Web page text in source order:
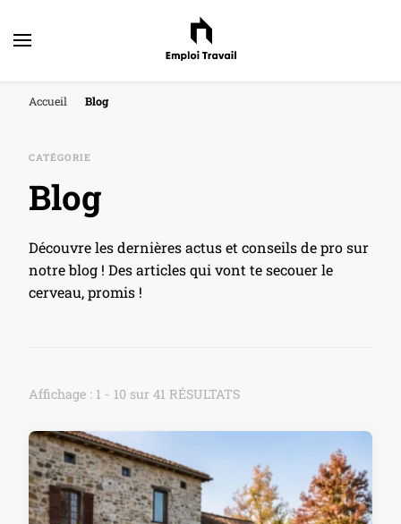
Accueil Blog
CATÉGORIE
Blog
Découvre les dernières actus et conseils de pro sur
notre blog ! Des articles qui vont te secouer le
cerveau, promis !
Affichage : 1 - 10 sur 41 RÉSULTATS